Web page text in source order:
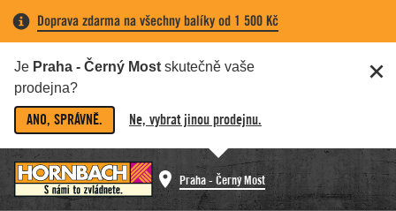
Doprava zdarma na všechny balíky od 1 500 Kč
Je Praha - Černý Most skutečně vaše
prodejna?
ANO, SPRÁVNĚ. Ne, vybrat jinou prodejnu.
Praha - Černý Most